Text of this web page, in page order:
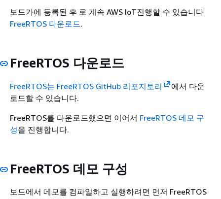
보드가에 등록된 후 로 계속 AWS IoT진행할 수 있습니다
FreeRTOS 다운로드.
FreeRTOS 다운로드
FreeRTOS는 FreeRTOS GitHub 리포지토리
에서 다운
로드할 수 있습니다.
FreeRTOS를 다운로드했으면 이어서 FreeRTOS 데모 구
성을 진행합니다.
FreeRTOS 데모 구성
보드에서 데모를 컴파일하고 실행하려면 먼저 FreeRTOS